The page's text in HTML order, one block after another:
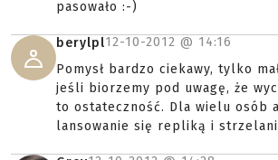
pasowało :-)
berylpl12-10-2012 @ 14:16
Pomysł bardzo ciekawy, tylko
jeśli biorzemy pod uwagę, że
to ostateczność. Dla wielu osób
lansowanie się repliką i